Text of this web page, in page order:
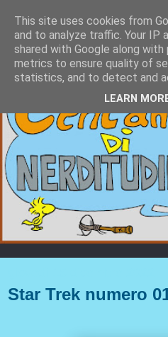
Star Trek numero
This site uses cookies from
and to analyze traffic. Your IP
shared with Google along
metrics to ensure quality of
statistics, and to detect and
LEARN